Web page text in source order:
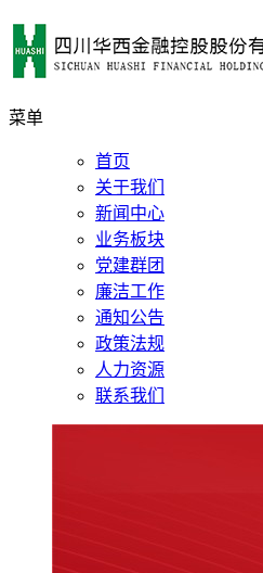
菜单
首页
关于我们
新闻中心
业务板块
党建群团
廉洁工作
通知公告
政策法规
人力资源
联系我们